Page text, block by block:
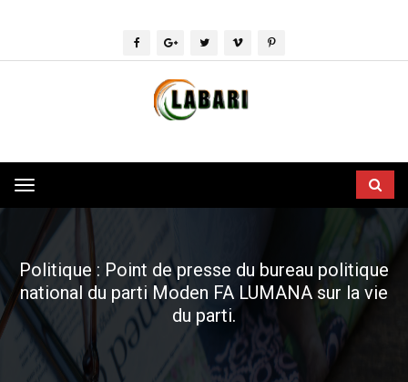
Toggle
navigation
Politique : Point de presse du bureau politique
national du parti Moden FA LUMANA sur la vie
du parti.